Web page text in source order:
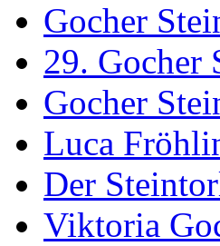
Gocher
29. Gocher
Gocher
Luca
Der
Viktoria